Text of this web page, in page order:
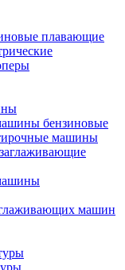
плавающие
бензиновые
машины
машин